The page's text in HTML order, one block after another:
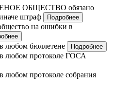
ОБЩЕСТВО обязано
штраф
Подробнее
на ошибки в
любом бюллетене Подробнее
любом протоколе ГОСА
любом протоколе собрания